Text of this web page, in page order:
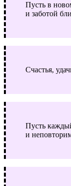
Пусть в
и заботой
Счастья,
Пусть
и